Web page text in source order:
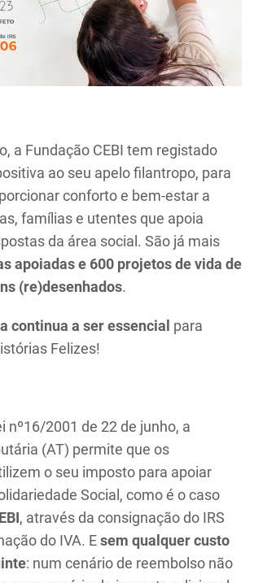
a Fundação CEBI tem registado
ao seu apelo filantropo, para
conforto e bem-estar a
famílias e utentes que apoia
da área social. São já mais
apoiadas e 600 projetos de vida de
(re)desenhados.
continua a ser essencial para
Felizes!
nº16/2001 de 22 de junho, a
(AT) permite que os
o seu imposto para apoiar
Social, como é o caso
, através da consignação do IRS
do IVA. Esem qualquer custo
: num cenário de reembolso não